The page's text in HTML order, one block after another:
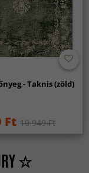
- Taknis (zöld)
Ft 19 949 Ft
☆